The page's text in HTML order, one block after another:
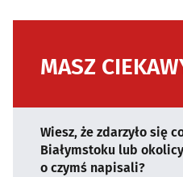
MASZ
Wiesz, że zdarzyło się
Białymstoku lub
o czymś napisali?